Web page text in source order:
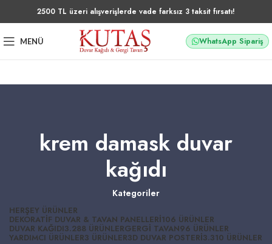
2500 TL üzeri alışverişlerde vade farksız 3 taksit fırsatı!
MENÜ WhatsApp Sipariş
krem damask duvar
kağıdı
Kategoriler
HERŞEY ÜRÜNLER
DEKORATIF DUVAR & TAVAN PANELLERI106 ÜRÜNLER
DUVAR KAĞIDI3.288 ÜRÜNLERGERGI TAVAN96 ÜRÜNLER
YARDIMCI ÜRÜNLER3 ÜRÜNLER3D DUVAR POSTERI3.310 ÜRÜNLER